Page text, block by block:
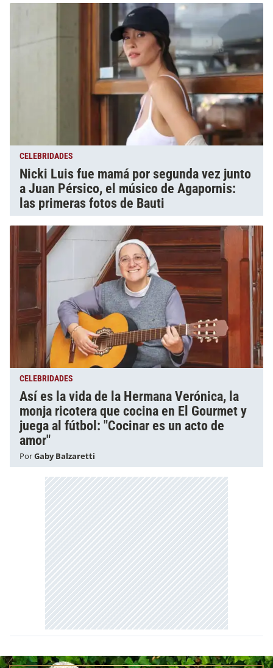
CELEBRIDADES
Nicki Luis fue mamá por segunda vez junto
a Juan Pérsico, el músico de Agapornis:
las primeras fotos de Bauti
CELEBRIDADES
Así es la vida de la Hermana Verónica, la
monja ricotera que cocina en El Gourmet y
juega al fútbol: "Cocinar es un acto de
amor"
PorGaby Balzaretti